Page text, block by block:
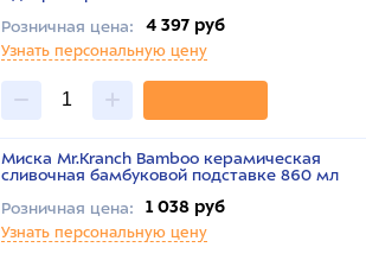
Розничная цена:
4 397 руб
Узнать персональную цену
Миска Mr.Kranch Bamboo керамическая
сливочная бамбуковой подставке 860 мл
Розничная цена:
1 038 руб
Узнать персональную цену